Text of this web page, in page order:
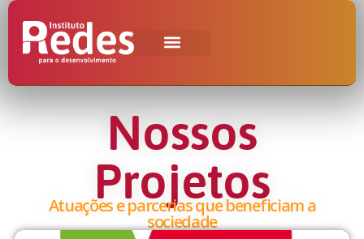
Nossos
Projetos
Atuações e parcerias que beneficiam a
sociedade